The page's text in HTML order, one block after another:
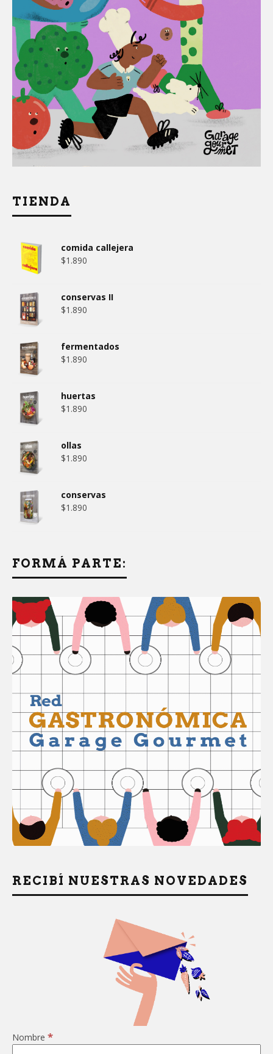
TIENDA
comida callejera
$1.890
conservas II
$1.890
fermentados
$1.890
huertas
$1.890
ollas
$1.890
conservas
$1.890
FORMÁ PARTE:
RECIBÍ NUESTRAS NOVEDADES
Nombre *